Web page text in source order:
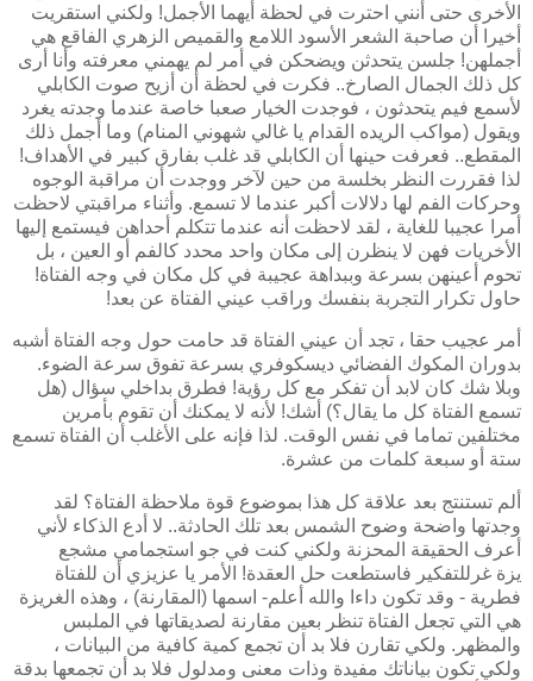
الأخرى حتى أنني احترت في لحظة أيهما الأجمل! ولكني استقريت
أخيرا أن صاحبة الشعر الأسود اللامع والقميص الزهري الفاقع هي
أجملهن! جلسن يتحدثن ويضحكن في أمر لم يهمني معرفته وأنا أرى
كل ذلك الجمال الصارخ.. فكرت في لحظة أن أزيح صوت الكابلي
لأسمع فيم يتحدثون ، فوجدت الخيار صعبا خاصة عندما وجدته يغرد
ويقول (مواكب الريده القدام يا غالي شهوني المنام) وما أجمل ذلك
المقطع.. فعرفت حينها أن الكابلي قد غلب بفارق كبير في الأهداف!
لذا فقررت النظر بخلسة من حين لآخر ووجدت أن مراقبة الوجوه
وحركات الفم لها دلالات أكبر عندما لا تسمع. وأثناء مراقبتي لاحظت
أمرا عجيبا للغاية ، لقد لاحظت أنه عندما تتكلم أحداهن فيستمع إليها
الأخريات فهن لا ينظرن إلى مكان واحد محدد كالفم أو العين ، بل
تحوم أعينهن بسرعة وببداهة عجيبة في كل مكان في وجه الفتاة!
حاول تكرار التجربة بنفسك وراقب عيني الفتاة عن بعد!
أمر عجيب حقا ، تجد أن عيني الفتاة قد حامت حول وجه الفتاة أشبه
بدوران المكوك الفضائي ديسكوفري بسرعة تفوق سرعة الضوء.
وبلا شك كان لابد أن تفكر مع كل رؤية! فطرق بداخلي سؤال (هل
تسمع الفتاة كل ما يقال؟) أشك! لأنه لا يمكنك أن تقوم بأمرين
مختلفين تماما في نفس الوقت. لذا فإنه على الأغلب أن الفتاة تسمع
ستة أو سبعة كلمات من عشرة.
ألم تستنتج بعد علاقة كل هذا بموضوع قوة ملاحظة الفتاة؟ لقد
وجدتها واضحة وضوح الشمس بعد تلك الحادثة.. لا أدع الذكاء لأني
أعرف الحقيقة المحزنة ولكني كنت في جو استجمامي مشجع
للتفكير فاستطعت حل العقدة! الأمر يا عزيزي أن للفتاة غر يزة
فطرية - وقد تكون داءا والله أعلم- اسمها (المقارنة) ، وهذه الغريزة
هي التي تجعل الفتاة تنظر بعين مقارنة لصديقاتها في الملبس
والمظهر. ولكي تقارن فلا بد أن تجمع كمية كافية من البيانات ،
ولكي تكون بياناتك مفيدة وذات معنى ومدلول فلا بد أن تجمعها بدقة